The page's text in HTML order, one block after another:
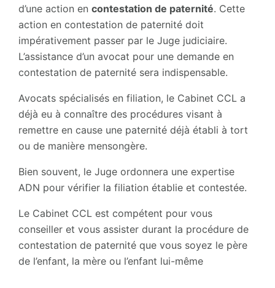
d’une action en contestation de paternité. Cette
action en contestation de paternité doit
impérativement passer par le Juge judiciaire.
L’assistance d’un avocat pour une demande en
contestation de paternité sera indispensable.
Avocats spécialisés en filiation, le Cabinet CCL a
déjà eu à connaître des procédures visant à
remettre en cause une paternité déjà établi à tort
ou de manière mensongère.
Bien souvent, le Juge ordonnera une expertise
ADN pour vérifier la filiation établie et contestée.
Le Cabinet CCL est compétent pour vous
conseiller et vous assister durant la procédure de
contestation de paternité que vous soyez le père
de l’enfant, la mère ou l’enfant lui-même